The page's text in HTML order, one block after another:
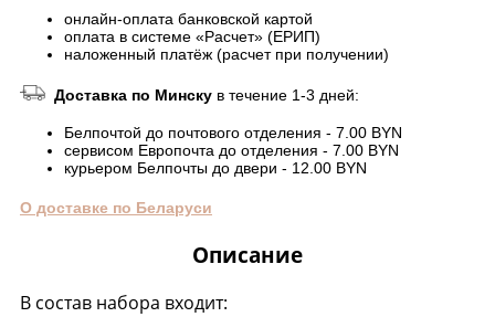
онлайн-оплата банковской картой
оплата в системе «Расчет» (ЕРИП)
наложенный платёж (расчет при получении)
Доставка по Минску в течение 1-3 дней:
Белпочтой до почтового отделения - 7.00 BYN
сервисом Европочта до отделения - 7.00 BYN
курьером Белпочты до двери - 12.00 BYN
О доставке по Беларуси
Описание
В состав набора входит: